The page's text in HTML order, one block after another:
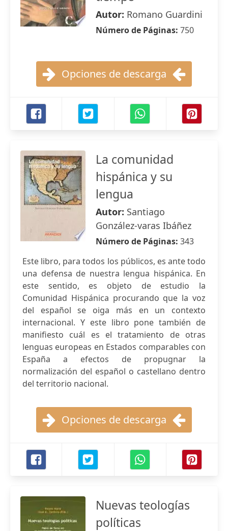
Autor: Romano Guardini
Número de Páginas: 750
Opciones de descarga
La comunidad
hispánica y su
lengua
Autor: Santiago
González-varas Ibáñez
Número de Páginas: 343
Este libro, para todos los públicos, es ante todo
una defensa de nuestra lengua hispánica. En
este sentido, es objeto de estudio la
Comunidad Hispánica procurando que la voz
del español se oiga más en un contexto
internacional. Y este libro pone también de
manifiesto cuál es el tratamiento de otras
lenguas europeas en Estados comparables con
España a efectos de propugnar la
normalización del español o castellano dentro
del territorio nacional.
Opciones de descarga
Nuevas teologías
políticas